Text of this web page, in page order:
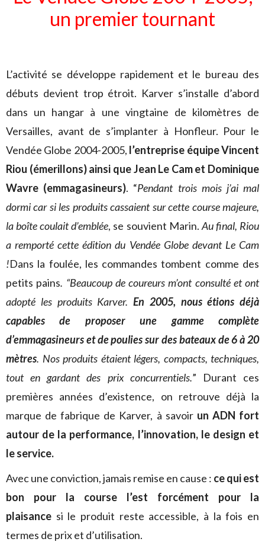
un premier tournant
L’activité se développe rapidement et le bureau des
débuts devient trop étroit. Karver s’installe d’abord
dans un hangar à une vingtaine de kilomètres de
Versailles, avant de s’implanter à Honfleur. Pour le
Vendée Globe 2004-2005, l’entreprise équipe Vincent
Riou (émerillons) ainsi que Jean Le Cam et Dominique
Wavre (emmagasineurs). “Pendant trois mois j’ai mal
dormi car si les produits cassaient sur cette course majeure,
la boîte coulait d’emblée, se souvient Marin. Au final, Riou
a remporté cette édition du Vendée Globe devant Le Cam
!Dans la foulée, les commandes tombent comme des
petits pains. “Beaucoup de coureurs m’ont consulté et ont
adopté les produits Karver. En 2005, nous étions déjà
capables de proposer une gamme complète
d’emmagasineurs et de poulies sur des bateaux de 6 à 20
mètres. Nos produits étaient légers, compacts, techniques,
tout en gardant des prix concurrentiels.” Durant ces
premières années d’existence, on retrouve déjà la
marque de fabrique de Karver, à savoir un ADN fort
autour de la performance, l’innovation, le design et
le service.
Avec une conviction, jamais remise en cause : ce qui est
bon pour la course l’est forcément pour la
plaisance si le produit reste accessible, à la fois en
termes de prix et d’utilisation.